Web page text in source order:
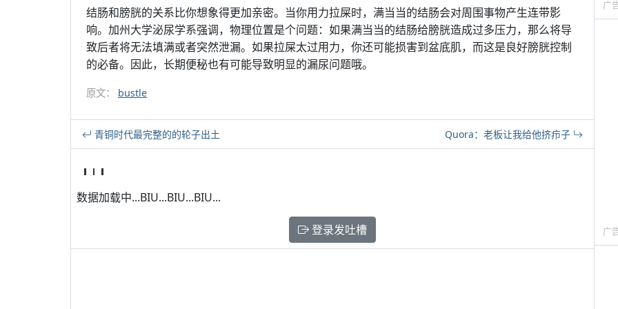
结肠和膀胱的关系比你想象得更加亲密。当你用力拉屎时，满当当的结肠会对周围事物产生连带影
响。加州大学泌尿学系强调，物理位置是个问题：如果满当当的结肠给膀胱造成过多压力，那么将导
致后者将无法填满或者突然泄漏。如果拉屎太过用力，你还可能损害到盆底肌，而这是良好膀胱控制
的必备。因此，长期便秘也有可能导致明显的漏尿问题哦。
原文： bustle
青铜时代最完整的的轮子出土 Quora：老板让我给他挤疖子
数据加载中...BIU...BIU...BIU...
登录发吐槽
广
广